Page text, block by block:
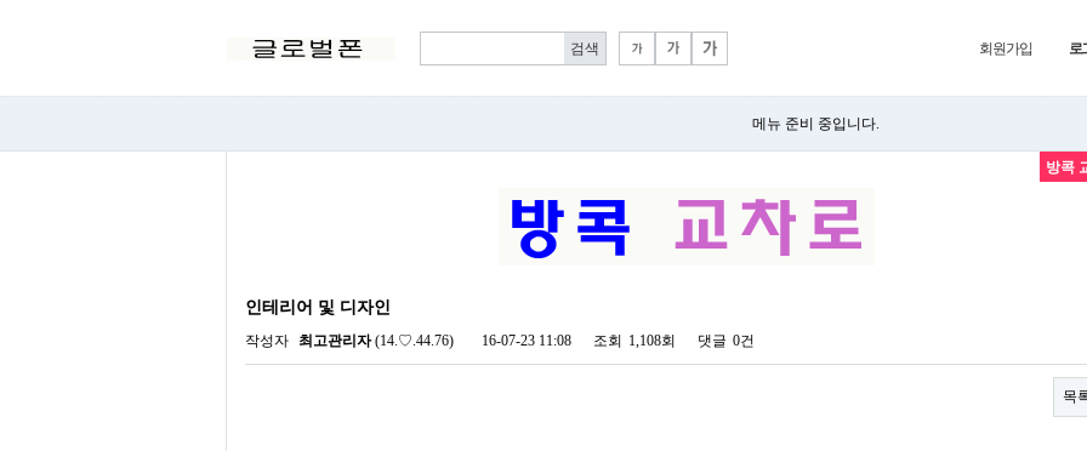
회원가입 로
메뉴 준비 중입니다.
방콕
인테리어 및 디자인
작성자 최고관리자(14.♡.44.76) 16-07-23 11:08 조회 1,108회 댓글 0건
목